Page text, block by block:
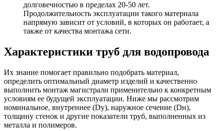
долговечностью в пределах 20-50 лет.
Продолжительность эксплуатации такого материала
напрямую зависит от условий, в которых он работает, а
также от качества монтажа сети.
Характеристики труб для водопровода
Их знание помогает правильно подобрать материал,
определить оптимальный диаметр изделий и качественно
выполнить монтаж магистрали применительно к конкретным
условиям ее будущей эксплуатации. Ниже мы рассмотрим
номинальное, внутреннее (Dy), наружное сечение (Dн),
толщину стенок и другие показатели труб, выполненных из
металла и полимеров.